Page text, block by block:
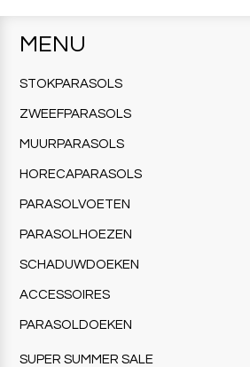
MENU
STOKPARASOLS
ZWEEFPARASOLS
MUURPARASOLS
HORECAPARASOLS
PARASOLVOETEN
PARASOLHOEZEN
SCHADUWDOEKEN
ACCESSOIRES
PARASOLDOEKEN
SUPER SUMMER SALE